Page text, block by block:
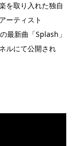
を取り入れた独自
ーティスト
最新曲「Splash」
ルにて公開され